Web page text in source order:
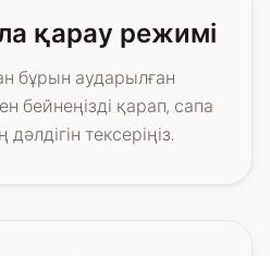
қарау режимі
бұрын аударылған
бейнеңізді қарап, сапа
тексеріңіз.